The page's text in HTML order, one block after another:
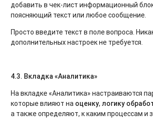
добавить в чек-лист информационный
поясняющий текст или любое сообщение.
Просто введите текст в поле вопроса.
дополнительных настроек не требуется.
4.3. Вкладка «Аналитика»
На вкладке «Аналитика» настраиваются
которые влияют на оценку,логику
а также определяют, к каким процессам и